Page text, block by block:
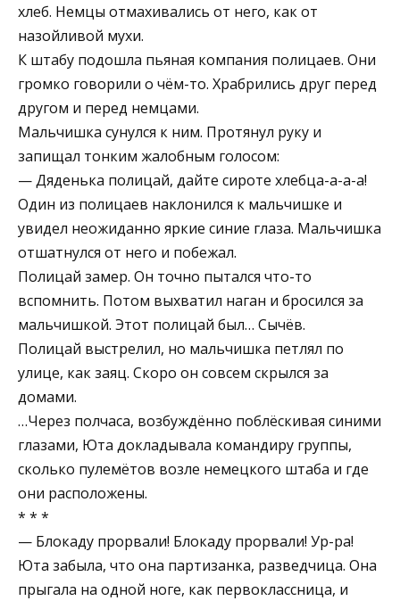
хлеб. Немцы отмахивались от него, как от
назойливой мухи.
К штабу подошла пьяная компания полицаев. Они
громко говорили о чём-то. Храбрились друг перед
другом и перед немцами.
Мальчишка сунулся к ним. Протянул руку и
запищал тонким жалобным голосом:
— Дяденька полицай, дайте сироте хлебца-а-а-а!
Один из полицаев наклонился к мальчишке и
увидел неожиданно яркие синие глаза. Мальчишка
отшатнулся от него и побежал.
Полицай замер. Он точно пытался что-то
вспомнить. Потом выхватил наган и бросился за
мальчишкой. Этот полицай был… Сычёв.
Полицай выстрелил, но мальчишка петлял по
улице, как заяц. Скоро он совсем скрылся за
домами.
…Через полчаса, возбуждённо поблёскивая синими
глазами, Юта докладывала командиру группы,
сколько пулемётов возле немецкого штаба и где
они расположены.
* * *
— Блокаду прорвали! Блокаду прорвали! Ур-ра!
Юта забыла, что она партизанка, разведчица. Она
прыгала на одной ноге, как первоклассница, и